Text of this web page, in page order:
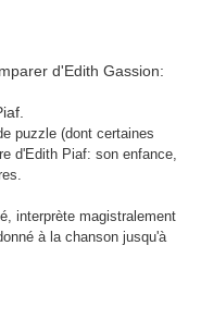
d'Edith Gassion:
(dont certaines
d'Edith Piaf: son enfance,
magistralement
à la chanson jusqu'à